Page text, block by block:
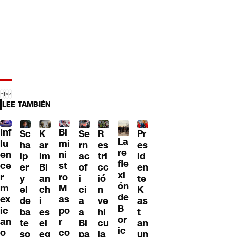
LEE TAMBIÉN
Inf
lu
en
ce
r
m
ex
ic
an
o
Sc
ha
lp
er
y
el
de
ba
te
so
K
ar
im
Bi
an
ch
i
es
el
eg
Bi
mi
ni
st
ro
M
as
po
r
co
Se
rn
ac
of
i
ci
a
a
Bi
pa
R
es
tri
cc
ió
n
ve
hi
cu
La
re
fle
xi
ón
de
B
or
ic
Pr
es
id
en
te
K
as
t
an
un